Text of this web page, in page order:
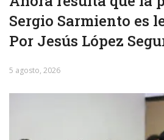
Sergio Sarmiento es
Por Jesús López
5 agosto, 2026